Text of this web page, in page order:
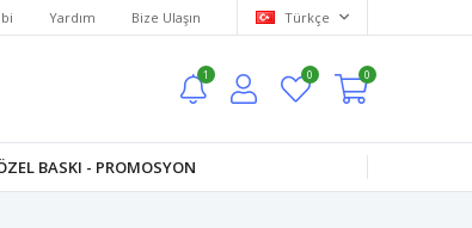
Yardım Bize Ulaşın Türkçe
1 0 0
BASKI - PROMOSYON